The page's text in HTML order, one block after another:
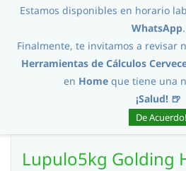
Lupulo5kg Golding
Estamos disponibles en horario
WhatsApp.
Finalmente, te invitamos a revisar
Herramientas de Cálculos
en Home que tiene una
¡Salud! 🍺
De Acuerdo!